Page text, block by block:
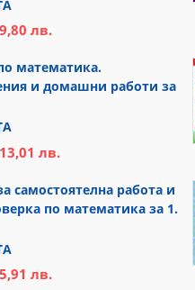
лв.
математика.
и домашни работи за
лв.
самостоятелна работа и
по математика за 1.
лв.